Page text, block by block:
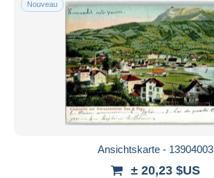
Nouveau
Ansichtskarte - 13904003
± 20,23 $US